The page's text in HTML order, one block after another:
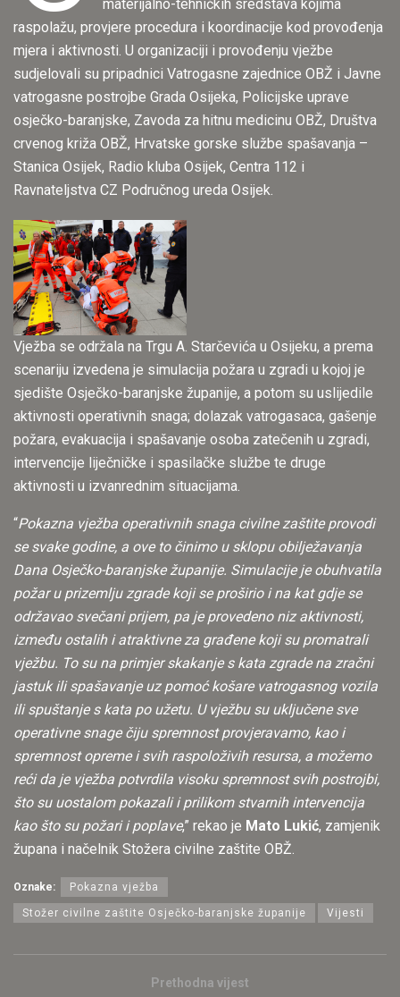
materijalno-tehničkih sredstava kojima
raspolažu, provjere procedura i koordinacije kod provođenja
mjera i aktivnosti. U organizaciji i provođenju vježbe
sudjelovali su pripadnici Vatrogasne zajednice OBŽ i Javne
vatrogasne postrojbe Grada Osijeka, Policijske uprave
osječko-baranjske, Zavoda za hitnu medicinu OBŽ, Društva
crvenog križa OBŽ, Hrvatske gorske službe spašavanja –
Stanica Osijek, Radio kluba Osijek, Centra 112 i
Ravnateljstva CZ Područnog ureda Osijek.
Vježba se održala na Trgu A. Starčevića u Osijeku, a prema
scenariju izvedena je simulacija požara u zgradi u kojoj je
sjedište Osječko-baranjske županije, a potom su uslijedile
aktivnosti operativnih snaga; dolazak vatrogasaca, gašenje
požara, evakuacija i spašavanje osoba zatečenih u zgradi,
intervencije liječničke i spasilačke službe te druge
aktivnosti u izvanrednim situacijama.
“Pokazna vježba operativnih snaga civilne zaštite provodi
se svake godine, a ove to činimo u sklopu obilježavanja
Dana Osječko-baranjske županije. Simulacije je obuhvatila
požar u prizemlju zgrade koji se proširio i na kat gdje se
održavao svečani prijem, pa je provedeno niz aktivnosti,
između ostalih i atraktivne za građene koji su promatrali
vježbu. To su na primjer skakanje s kata zgrade na zračni
jastuk ili spašavanje uz pomoć košare vatrogasnog vozila
ili spuštanje s kata po užetu. U vježbu su uključene sve
operativne snage čiju spremnost provjeravamo, kao i
spremnost opreme i svih raspoloživih resursa, a možemo
reći da je vježba potvrdila visoku spremnost svih postrojbi,
što su uostalom pokazali i prilikom stvarnih intervencija
kao što su požari i poplave,” rekao je Mato Lukić, zamjenik
župana i načelnik Stožera civilne zaštite OBŽ.
Oznake: Pokazna vježba
Stožer civilne zaštite Osječko-baranjske županije Vijesti
Prethodna vijest